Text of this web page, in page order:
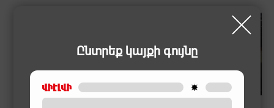
Ընտրեք կայքի գույնը